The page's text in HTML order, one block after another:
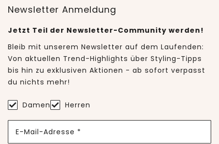
Newsletter Anmeldung
Jetzt Teil der Newsletter-Community werden!
Bleib mit unserem Newsletter auf dem Laufenden:
Von aktuellen Trend-Highlights über Styling-Tipps
bis hin zu exklusiven Aktionen - ab sofort verpasst
du nichts mehr!
Damen Herren
E-Mail-Adresse *